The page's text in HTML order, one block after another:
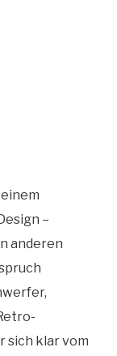
–
anderen
sich klar vom